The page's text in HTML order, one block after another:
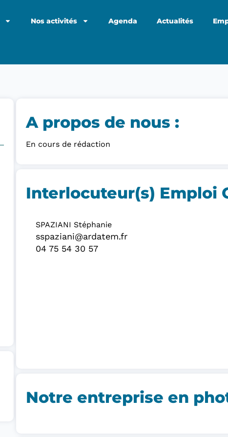
Nos activités Agenda Actualités
A propos de nous :​
En cours de rédaction
Interlocuteur(s) Emploi
SPAZIANI Stéphanie
sspaziani@ardatem.fr
04 75 54 30 57
Notre entreprise en